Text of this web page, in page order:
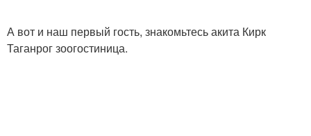
А вот и наш первый гость, знакомьтесь акита Кирк
Таганрог зоогостиница.